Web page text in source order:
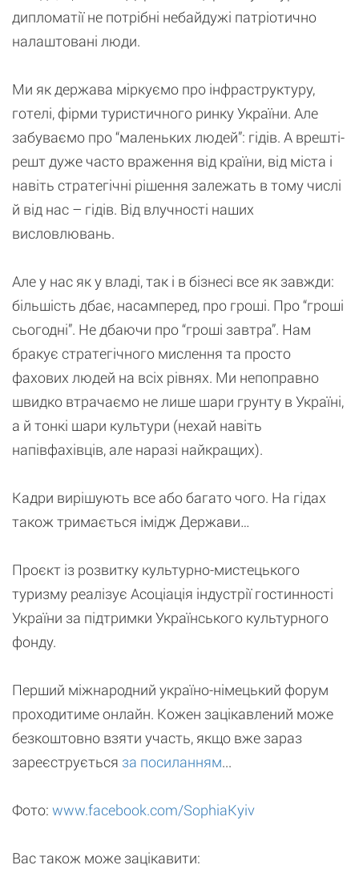
дипломатії не потрібні небайдужі патріотично
налаштовані люди.
Ми як держава міркуємо про інфраструктуру,
готелі, фірми туристичного ринку України. Але
забуваємо про “маленьких людей”: гідів. А врешті-
решт дуже часто враження від країни, від міста і
навіть стратегічні рішення залежать в тому числі
й від нас – гідів. Від влучності наших
висловлювань.
Але у нас як у владі, так і в бізнесі все як завжди:
більшість дбає, насамперед, про гроші. Про “гроші
сьогодні”. Не дбаючи про “гроші завтра”. Нам
бракує стратегічного мислення та просто
фахових людей на всіх рівнях. Ми непоправно
швидко втрачаємо не лише шари грунту в Україні,
а й тонкі шари культури (нехай навіть
напівфахівців, але наразі найкращих).
Кадри вирішують все або багато чого. На гідах
також тримається імідж Держави…
Проєкт із розвитку культурно-мистецького
туризму реалізує Асоціація індустрії гостинності
України за підтримки Українського культурного
фонду.
Перший міжнародний україно-німецький форум
проходитиме онлайн. Кожен зацікавлений може
безкоштовно взяти участь, якщо вже зараз
зареєструється за посиланням...
Фото: www.facebook.com/SophiaKyiv
Вас також може зацікавити: